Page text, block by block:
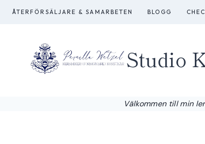
Skip
ÅTERFÖRSÄLJARE & SAMARBETEN BLOGG
Studio
Välkommen till min